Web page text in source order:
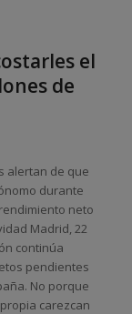
el
de
alertan de que
durante
neto
Madrid, 22
continúa
pendientes
No porque
carezcan